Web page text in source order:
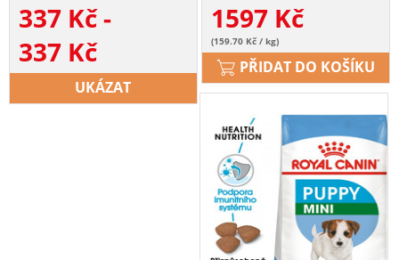
337 Kč-
337 Kč
UKÁZAT
1597 Kč
(159.70 Kč / kg)
PŘIDAT DO KOŠÍKU